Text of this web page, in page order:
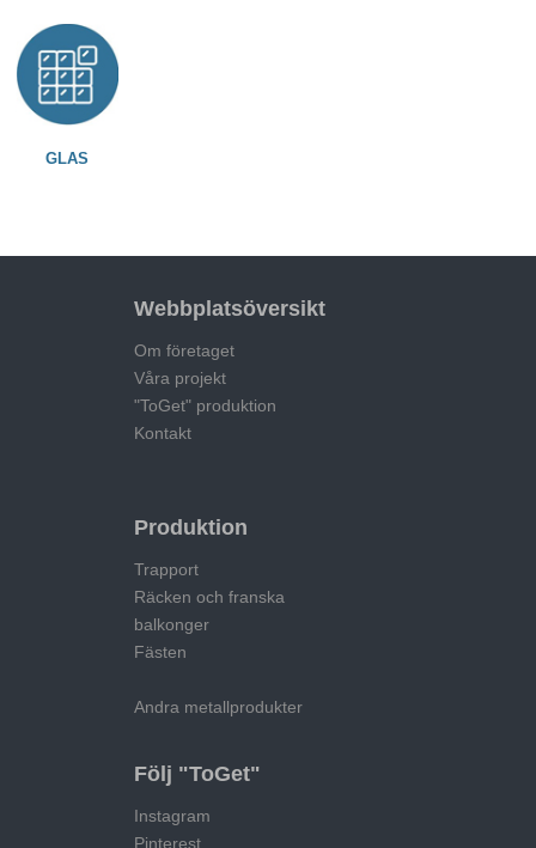
GLAS
Webbplatsöversikt
Om företaget
Våra projekt
"ToGet" produktion
Kontakt
Produktion
Trapport
Räcken och franska
balkonger
Fästen
Andra metallprodukter
Följ "ToGet"
Instagram
Pinterest